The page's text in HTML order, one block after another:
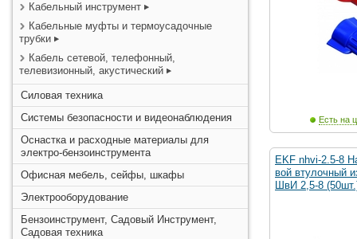
Кабельный инструмент
Кабельные муфты и термоусадочные
трубки
Кабель сетевой, телефонный,
телевизионный, акустический
Силовая техника
Системы безопасности и видеонаблюдения
Оснастка и расходные материалы для
электро-бензоинструмента
Офисная мебель, сейфы, шкафы
Электрооборудование
Бензоинструмент, Садовый Инструмент,
Садовая техника
Есть на
EKF nhvi-2.5-8
вой втулочный
ШвИ 2,5-8